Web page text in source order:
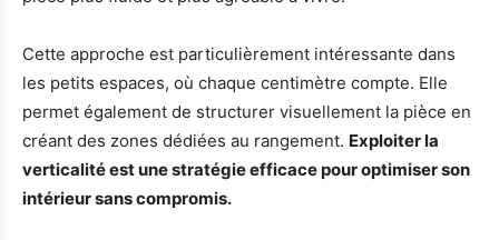
Cette approche est particulièrement intéressante dans
les petits espaces, où chaque centimètre compte. Elle
permet également de structurer visuellement la pièce en
créant des zones dédiées au rangement. Exploiter la
verticalité est une stratégie efficace pour optimiser son
intérieur sans compromis.